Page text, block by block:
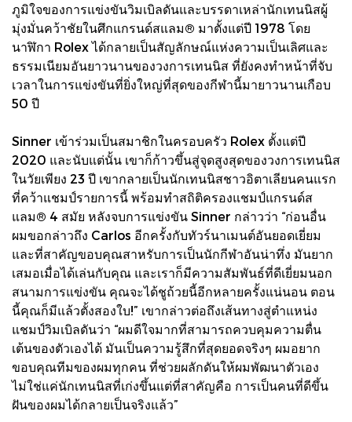
ภูมิใจของการแข่งขันวิมเบิลดันและบรรดาเหล่านักเทนนิสผู้
มุ่งมั่นคว้าชัยในศึกแกรนด์สแลม® มาตั้งแต่ปี 1978 โดย
นาฬิกา Rolex ได้กลายเป็นสัญลักษณ์แห่งความเป็นเลิศและ
ธรรมเนียมอันยาวนานของวงการเทนนิส ที่ยังคงทำหน้าที่จับ
เวลาในการแข่งขันที่ยิ่งใหญ่ที่สุดของกีฬานี้มายาวนานเกือบ
50 ปี
Sinner เข้าร่วมเป็นสมาชิกในครอบครัว Rolex ตั้งแต่ปี
2020 และนับแต่นั้น เขาก็ก้าวขึ้นสู่จุดสูงสุดของวงการเทนนิส
ในวัยเพียง 23 ปี เขากลายเป็นนักเทนนิสชาวอิตาเลียนคนแรก
ที่คว้าแชมป์รายการนี้ พร้อมทำสถิติครองแชมป์แกรนด์ส
แลม® 4 สมัย หลังจบการแข่งขัน Sinner กล่าวว่า “ก่อนอื่น
ผมขอกล่าวถึง Carlos อีกครั้งกับทัวร์นาเมนต์อันยอดเยี่ยม
และที่สาคัญขอบคุณสาหรับการเป็นนักกีฬาอันน่าทึ่ง มันยาก
เสมอเมื่อได้เล่นกับคุณ และเราก็มีความสัมพันธ์ที่ดีเยี่ยมนอก
สนามการแข่งขัน คุณจะได้ชูถ้วยนี้อีกหลายครั้งแน่นอน ตอน
นี้คุณก็มีแล้วตั้งสองใบ!” เขากล่าวต่อถึงเส้นทางสู่ตำแหน่ง
แชมป์วิมเบิลดันว่า “ผมดีใจมากที่สามารถควบคุมความตื่น
เต้นของตัวเองได้ มันเป็นความรู้สึกที่สุดยอดจริงๆ ผมอยาก
ขอบคุณทีมของผมทุกคน ที่ช่วยผลักดันให้ผมพัฒนาตัวเอง
ไม่ใช่แค่นักเทนนิสที่เก่งขึ้นแต่ที่สาคัญคือ การเป็นคนที่ดีขึ้น
ฝันของผมได้กลายเป็นจริงแล้ว”